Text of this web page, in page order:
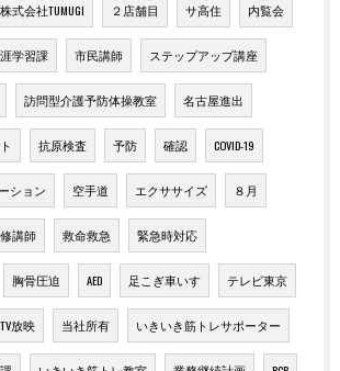
株式会社TUMUGI ２店舗目 サ高住 内覧会
学習課 市民講師 ステップアップ講座
訪問型介護予防体操教室 名古屋進出
抗原検査 予防 確認 COVID-19
ション 空手道 エクササイズ ８月
講師 救命救急 緊急時対応
胸骨圧迫 AED 足こぎ車いす テレビ東京
TV放映 当社所有 いきいき筋トレサポーター